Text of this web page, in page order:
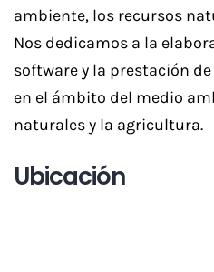
ambiente, los recursos
Nos dedicamos a la
software y la prestación
en el ámbito del medio
naturales y la agricultura.
Ubicación